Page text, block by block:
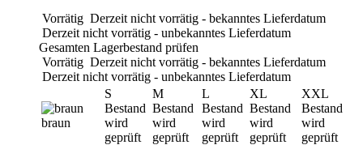
Vorrätig Derzeit nicht vorrätig - bekanntes Lieferdatum
Derzeit nicht vorrätig - unbekanntes Lieferdatum
Gesamten Lagerbestand prüfen
Vorrätig Derzeit nicht vorrätig - bekanntes Lieferdatum
Derzeit nicht vorrätig - unbekanntes Lieferdatum
braun
S
Bestand
wird
geprüft
M
Bestand
wird
geprüft
L
Bestand
wird
geprüft
XL
Bestand
wird
geprüft
XXL
Bestand
wird
geprüft